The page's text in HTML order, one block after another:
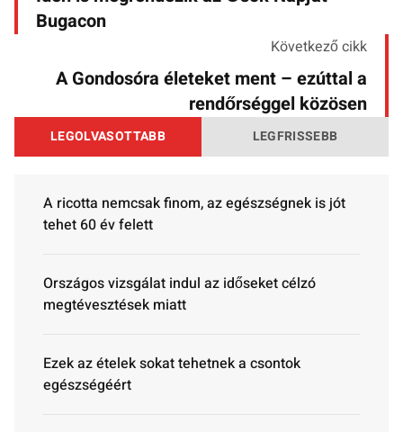
Bugacon
Következő cikk
A Gondosóra életeket ment – ezúttal a
rendőrséggel közösen
LEGOLVASOTTABB LEGFRISSEBB
A ricotta nemcsak finom, az egészségnek is jót
tehet 60 év felett
Országos vizsgálat indul az időseket célzó
megtévesztések miatt
Ezek az ételek sokat tehetnek a csontok
egészségéért